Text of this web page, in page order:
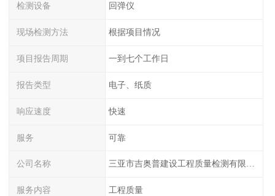
检测设备 回弹仪
现场检测方法 根据项目情况
项目报告周期 一到七个工作日
报告类型 电子、纸质
响应速度 快速
服务 可靠
公司名称 三亚市吉奥普建设工程质量检测有限公司陕西分公司
服务内容 工程质量